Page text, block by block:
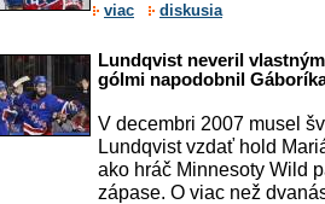
viac diskusia
Lundqvist neveril
gólmi napodobnil
V decembri 2007 musel
Lundqvist vzdať hold
ako hráč Minnesoty Wild
zápase. O viac než